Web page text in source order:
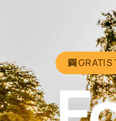
GRATIS